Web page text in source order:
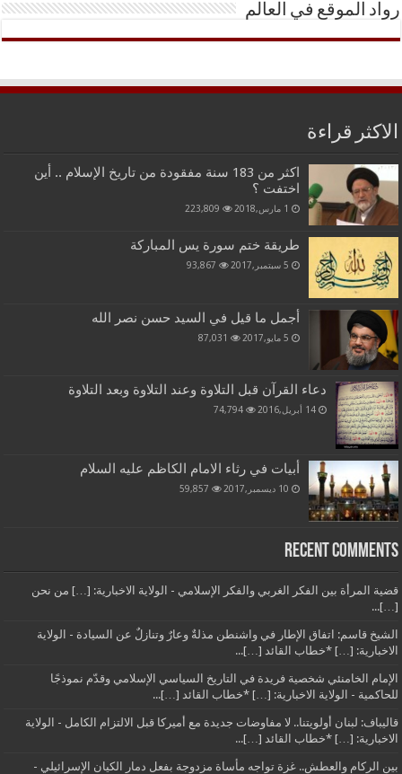
رواد الموقع في العالم
الاكثر قراءة
اكثر من 183 سنة مفقودة من تاريخ الإسلام .. أين
اختفت ؟
1 مارس,2018 223,809
طريقة ختم سورة يس المباركة
5 سبتمبر,2017 93,867
أجمل ما قيل في السيد حسن نصر الله
5 مايو,2017 87,031
دعاء القرآن قبل التلاوة وعند التلاوة وبعد التلاوة
14 أبريل,2016 74,794
أبيات في رثاء الامام الكاظم عليه السلام
10 ديسمبر,2017 59,857
Recent Comments
قضية المرأة بين الفكر الغربي والفكر الإسلامي - الولاية الاخبارية: […] من نحن
[…]...
الشيخ قاسم: اتفاق الإطار في واشنطن مذلةٌ وعارٌ وتنازلٌ عن السيادة - الولاية
الاخبارية: […] *خطاب القائد […]...
الإمام الخامنئي شخصية فريدة في التاريخ السياسي الإسلامي وقدّم نموذجًا
للحاكمية - الولاية الاخبارية: […] *خطاب القائد […]...
قاليباف: لبنان أولويتنا.. لا مفاوضات جديدة مع أميركا قبل الالتزام الكامل - الولاية
الاخبارية: […] *خطاب القائد […]...
بين الركام والعطش.. غزة تواجه مأساة مزدوجة بفعل دمار الكيان الإسرائيلي -